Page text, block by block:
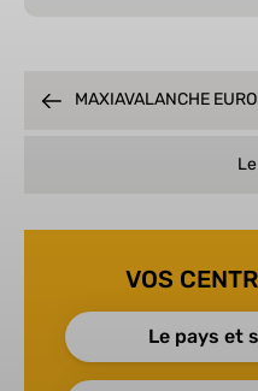
VOS
Le pays et
MAXIAVALANCHE